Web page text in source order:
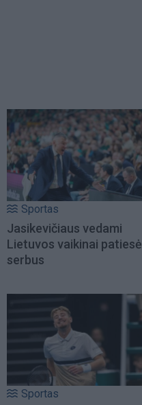
Sportas
Jasikevičiaus vedami
Lietuvos vaikinai patiesė
serbus
Sportas